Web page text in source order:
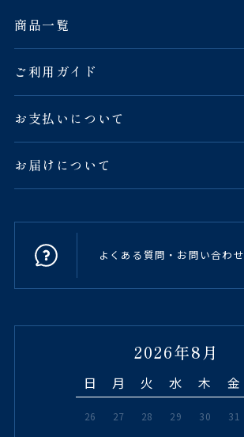
商品一覧
ご利用ガイド
お支払いについて
お届けについて
よくある質問・お問い合わせ
2026年8月
日 月 火 水 木 金
26 27 28 29 30 31